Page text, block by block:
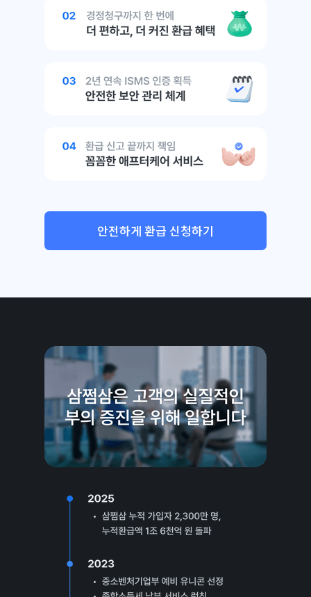
안전하게 환급 신청하기